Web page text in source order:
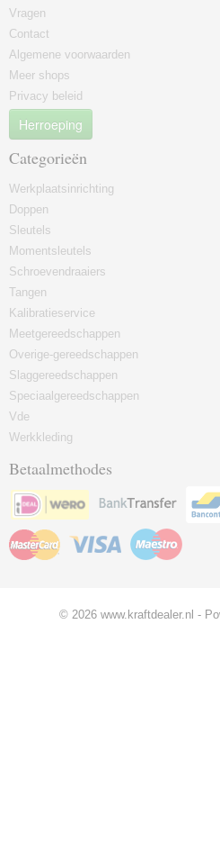
Vragen
Contact
Algemene voorwaarden
Meer shops
Privacy beleid
Herroeping
Categorieën
Werkplaatsinrichting
Doppen
Sleutels
Momentsleutels
Schroevendraaiers
Tangen
Kalibratieservice
Meetgereedschappen
Overige-gereedschappen
Slaggereedschappen
Speciaalgereedschappen
Vde
Werkkleding
Betaalmethodes
© 2026 www.kraftdealer.nl -